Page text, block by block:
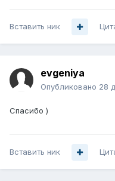
Вставить ник
evgeniya
Опубликовано 28
Спасибо )
Вставить ник